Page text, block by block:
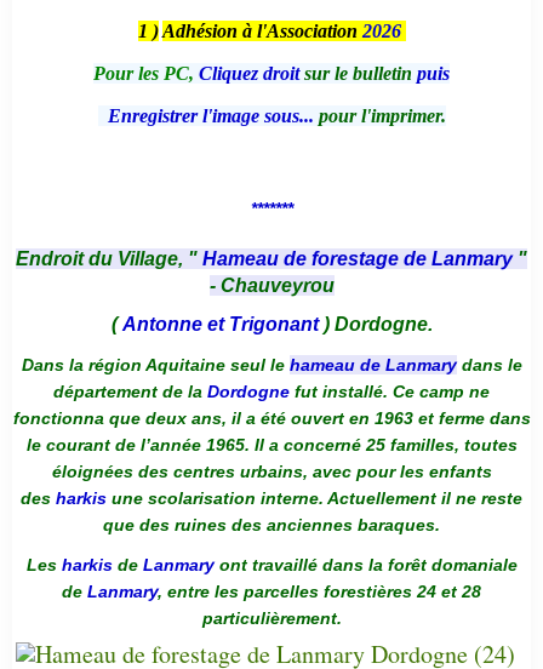
1 ) Adhésion à l'Association 2026
Pour les PC, Cliquez droitsur le bulletin puis
Enregistrer l'image sous... pour l'imprimer.
*******
Endroit du Village, " Hameau de forestage de Lanmary "
- Chauveyrou
(Antonne et Trigonant) Dordogne.
Dans la région Aquitaine seul le hameau de Lanmarydans le
département de la Dordogne fut installé. Ce camp ne
fonctionna que deux ans, il a été ouvert en 1963 et ferme dans
le courant de l’année 1965. Il a concerné 25 familles, toutes
éloignées des centres urbains, avec pour les enfants
des harkis une scolarisation interne. Actuellement il ne reste
que des ruines des anciennes baraques.
Les harkis de Lanmaryont travaillé dans la forêt domaniale
de Lanmary, entre les parcelles forestières 24 et 28
particulièrement.